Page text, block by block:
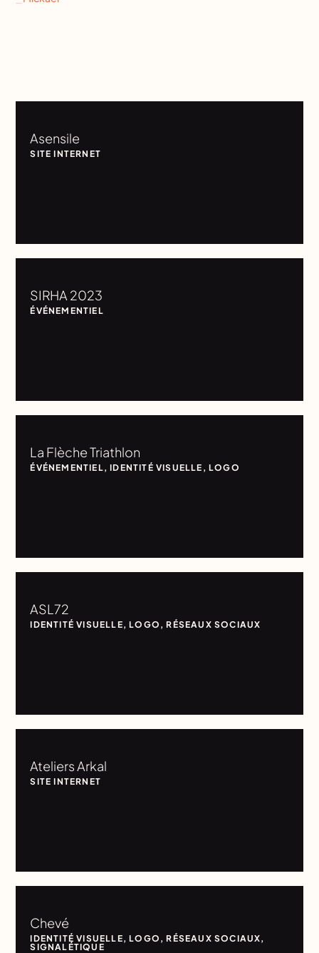
Asensile
SITE INTERNET
SIRHA 2023
ÉVÉNEMENTIEL
La Flèche Triathlon
ÉVÉNEMENTIEL,IDENTITÉ VISUELLE ,LOGO
ASL72
IDENTITÉ VISUELLE,LOGO ,RÉSEAUX SOCIAUX
Ateliers Arkal
SITE INTERNET
Chevé
IDENTITÉ VISUELLE,LOGO ,RÉSEAUX SOCIAUX,
SIGNALÉTIQUE